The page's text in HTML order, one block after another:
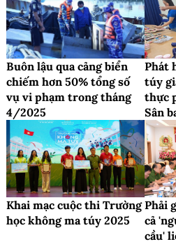
Buôn lậu qua cảng biển
chiếm hơn 50% tổng số
vụ vi phạm trong tháng
4/2025
Phát
túy
thực
Sân
Khai mạc cuộc thi Trường
học không ma túy 2025
Phải
cả
cầu'